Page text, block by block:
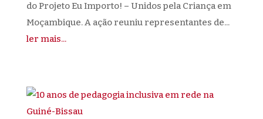
do Projeto Eu Importo! – Unidos pela Criança em
Moçambique. A ação reuniu representantes de...
ler mais...